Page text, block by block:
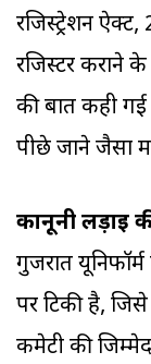
रजिस्ट्रेशन
रजिस्टर कराने
की बात कही
पीछे जाने जैसा
कानूनी लड़ाई
गुजरात
पर टिकी है,
कमेटी की